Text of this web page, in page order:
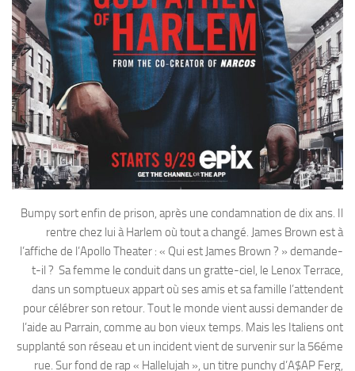
Bumpy sort enfin de prison, après une condamnation de dix ans. Il
rentre chez lui à Harlem où tout a changé. James Brown est à
l’affiche de l’Apollo Theater : « Qui est James Brown ? » demande-
t-il ? Sa femme le conduit dans un gratte-ciel, le Lenox Terrace,
dans un somptueux appart où ses amis et sa famille l’attendent
pour célébrer son retour. Tout le monde vient aussi demander de
l’aide au Parrain, comme au bon vieux temps. Mais les Italiens ont
supplanté son réseau et un incident vient de survenir sur la 56éme
rue. Sur fond de rap « Hallelujah », un titre punchy d’A$AP Ferg,